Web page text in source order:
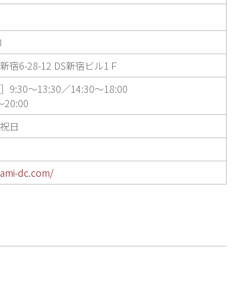
宿6-28-12 DS新宿ビル1Ｆ
］9:30〜13:30／14:30〜18:00
20:00
日
dc.com/